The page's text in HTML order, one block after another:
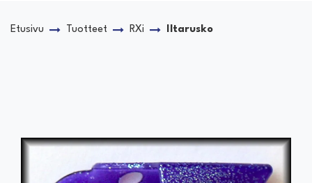
Etusivu Tuotteet RXi Iltarusko